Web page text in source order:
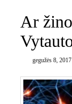
Ar
gegužės 8, 2017